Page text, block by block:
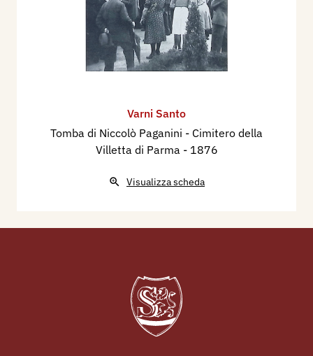
Varni Santo
Tomba di Niccolò Paganini - Cimitero della
Villetta di Parma - 1876
Visualizza scheda